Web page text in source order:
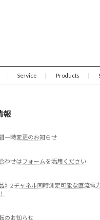
Service Products
報
一時変更のお知らせ
わせはフォームを活用ください
》2チャネル同時測定可能な直流電
のお知らせ